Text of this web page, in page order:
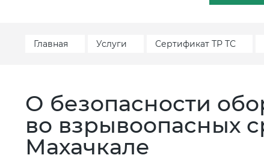
Главная Услуги Сертификат ТР ТС
О безопасности
во взрывоопасных
Махачкале